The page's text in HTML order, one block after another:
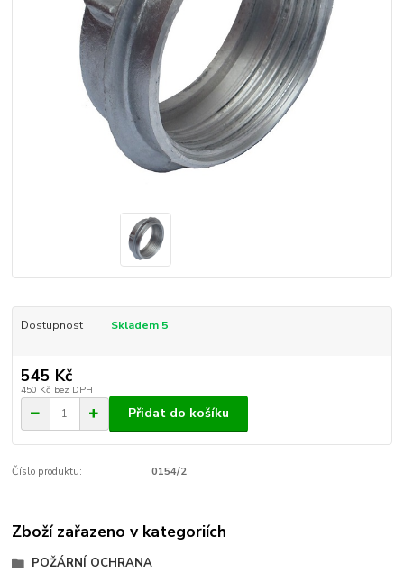
Dostupnost Skladem 5
545 Kč
450 Kč bez DPH
Přidat do košíku
Číslo produktu: 0154/2
Zboží zařazeno v kategoriích
POŽÁRNÍ OCHRANA